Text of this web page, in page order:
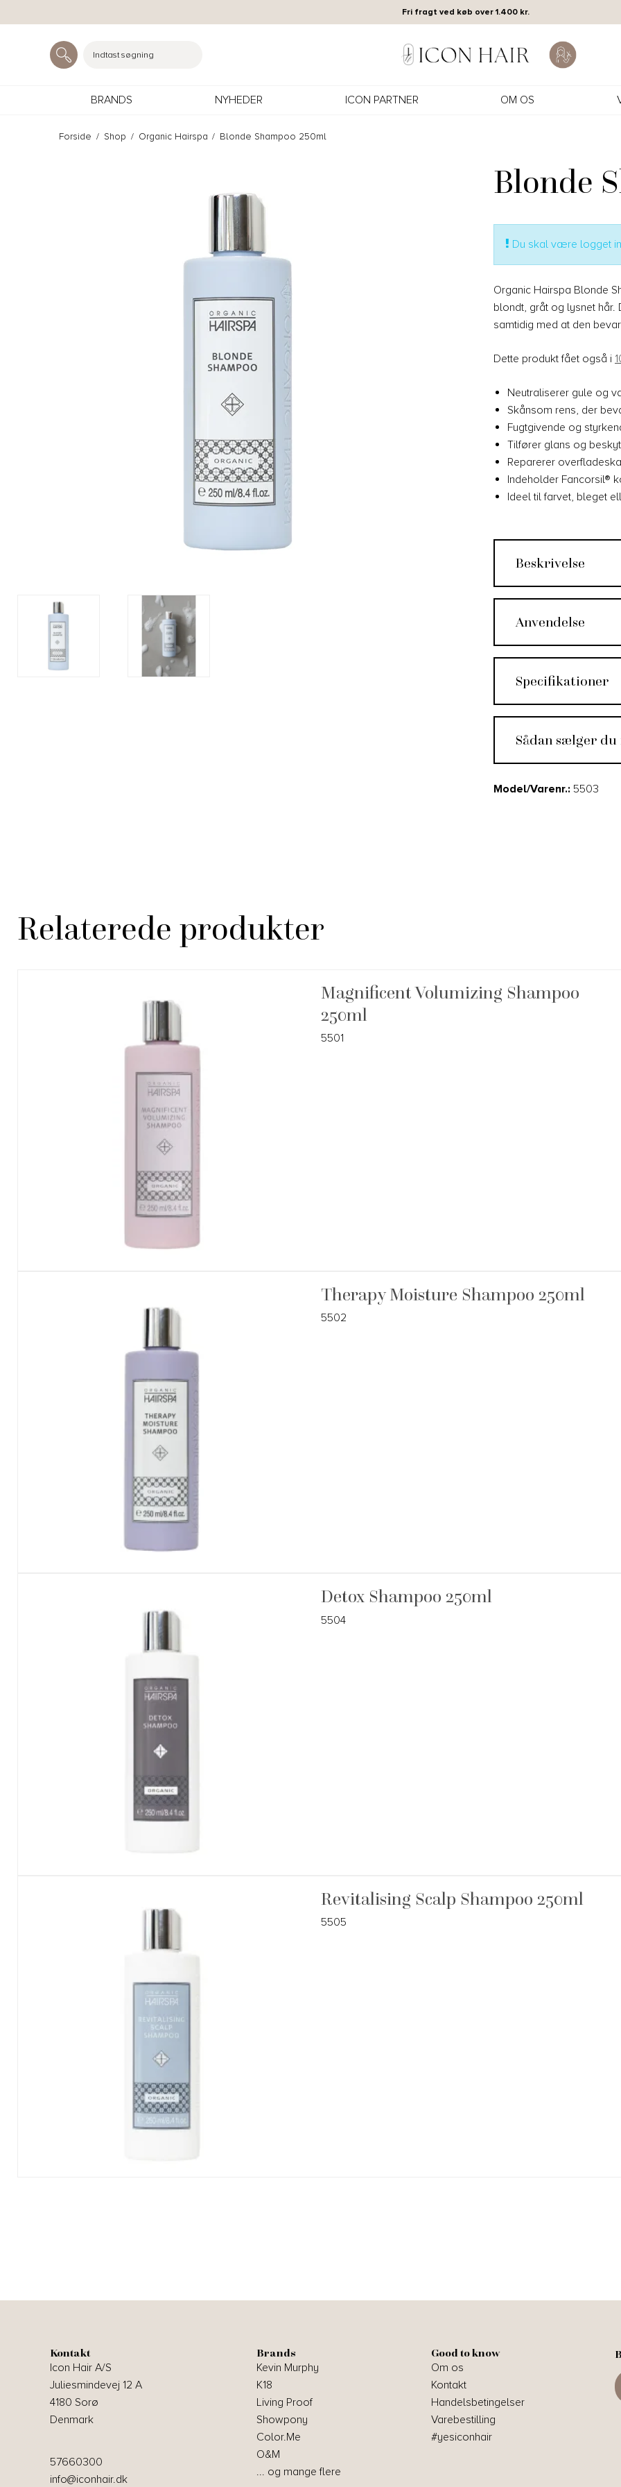
Fri fragt ved køb over 1.400 kr.
Indtast søgning
BRANDS NYHEDER ICON PARTNER OM OS
Forside / Shop / Organic Hairspa / Blonde Shampoo 250ml
Blonde
Du skal være logget
Organic Hairspa Blonde
blondt, gråt og lysnet hår.
samtidig med at den
Dette produkt fået også i
Neutraliserer gule og
Skånsom rens, der
Fugtgivende og
Tilfører glans og
Reparerer
Indeholder Fancorsil®
Ideel til farvet, bleget
Beskrivelse
Anvendelse
Specifikationer
Sådan sælger
Model/Varenr.: 5503
Relaterede produkter
Magnificent Volumizing Shampoo
250ml
5501
Therapy Moisture Shampoo 250ml
5502
Detox Shampoo 250ml
5504
Revitalising Scalp Shampoo 250ml
5505
Kontakt
Icon Hair A/S
Juliesmindevej 12 A
4180 Sorø
Denmark
57660300
info@iconhair.dk
Brands
Kevin Murphy
K18
Living Proof
Showpony
Color.Me
O&M
... og mange flere
Good to know
Om os
Kontakt
Handelsbetingelser
Varebestilling
#yesiconhair